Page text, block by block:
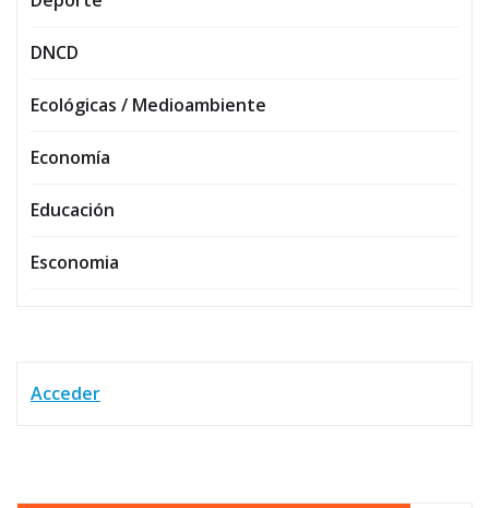
DNCD
Ecológicas / Medioambiente
Economía
Educación
Esconomia
Acceder